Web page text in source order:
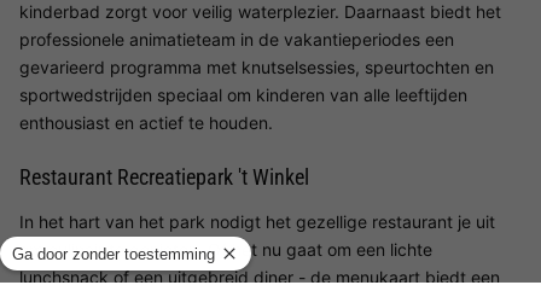
kinderbad zorgt voor veilig waterplezier. Daarnaast biedt het
professionele animatieteam in de vakantieperiodes een
gevarieerd programma met knutselsessies, speurtochten en
sportwedstrijden speciaal om kinderen van alle leeftijden
enthousiast en actief te houden.
Restaurant Recreatiepark 't Winkel
In het hart van het park nodigt het gezellige restaurant je uit
om culinair te genieten. Of het nu gaat om een lichte
lunchsnack of een uitgebreid diner - de menukaart biedt een